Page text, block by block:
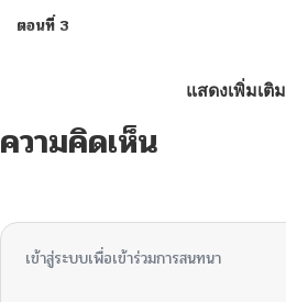
ตอนที่ 3
ตอนที่ 1
แสดงเพิ่มเติม
ความคิดเห็น
เข้าสู่ระบบเพื่อเข้าร่วมการสนทนา